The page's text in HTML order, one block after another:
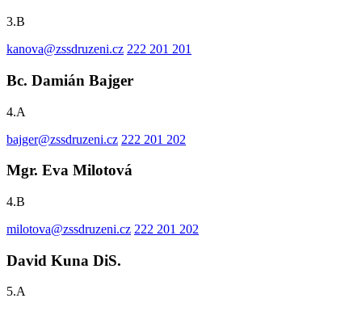
3.B
kanova@zssdruzeni.cz 222 201 201
Bc. Damián Bajger
4.A
bajger@zssdruzeni.cz 222 201 202
Mgr. Eva Milotová
4.B
milotova@zssdruzeni.cz 222 201 202
David Kuna DiS.
5.A